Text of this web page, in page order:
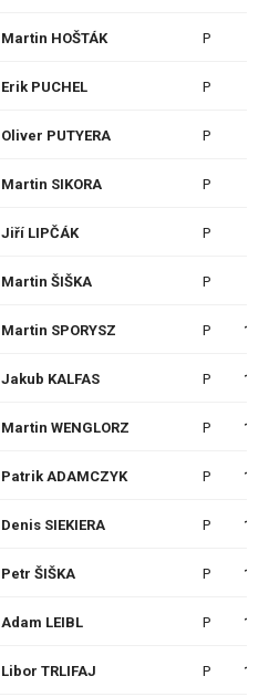
Martin HOŠTÁK P
Erik PUCHEL P
Oliver PUTYERA P
Martin SIKORA P
Jiří LIPČÁK P
Martin ŠIŠKA P
Martin SPORYSZ P 11
Jakub KALFAS P 12
Martin WENGLORZ P 12
Patrik ADAMCZYK P 14
Denis SIEKIERA P 15
Petr ŠIŠKA P 15
Adam LEIBL P 15
Libor TRLIFAJ P 15